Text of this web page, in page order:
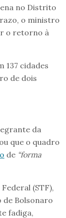
no Distrito
o ministro
o retorno à
137 cidades
de dois
da
que o quadro
de “forma
(STF),
Bolsonaro
fadiga,